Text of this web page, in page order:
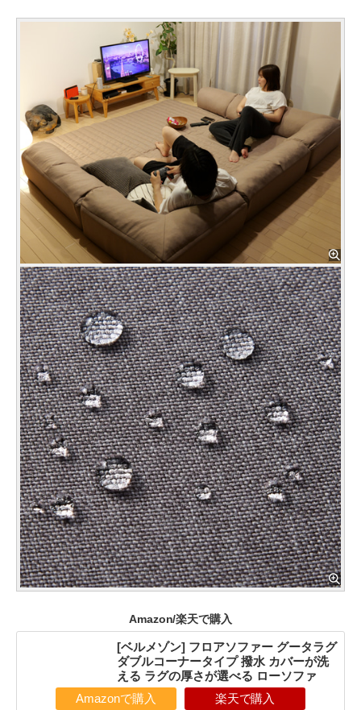
Amazon/楽天で購入
[ベルメゾン] フロアソファー グータラグ
ダブルコーナータイプ 撥水 カバーが洗
える ラグの厚さが選べる ローソファ
Amazonで購入 楽天で購入